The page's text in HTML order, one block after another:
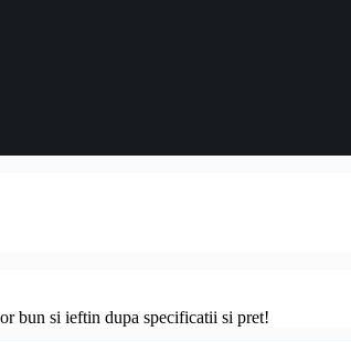
bun si ieftin dupa specificatii si pret!